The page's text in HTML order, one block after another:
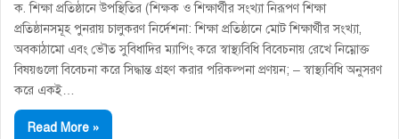
ক. শিক্ষা প্রতিষ্ঠানে উপস্থিতির (শিক্ষক ও শিক্ষার্থীর সংখ্যা নিরূপণ শিক্ষা
প্রতিষ্ঠানসমূহ পুনরায় চালুকরণ নির্দেশনা: শিক্ষা প্রতিষ্ঠানে মােট শিক্ষার্থীর সংখ্যা,
অবকাঠামাে এবং ভৌত সুবিধাদির ম্যাপিং করে স্বাস্থ্যবিধি বিবেচনায় রেখে নিম্নোক্ত
বিষয়গুলাে বিবেচনা করে সিদ্ধান্ত গ্রহণ করার পরিকল্পনা প্রণয়ন; – স্বাস্থ্যবিধি অনুসরণ
করে একই…
Read More »